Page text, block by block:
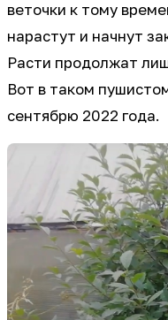
веточки к тому
нарастут и начнут
Расти продолжат
Вот в таком
сентябрю 2022 года.